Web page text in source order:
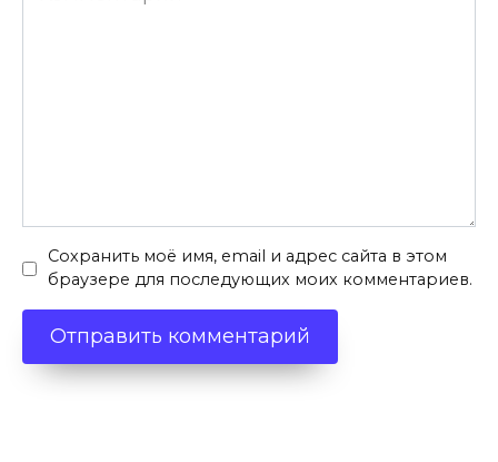
Сохранить моё имя, email и адрес сайта в этом
браузере для последующих моих комментариев.